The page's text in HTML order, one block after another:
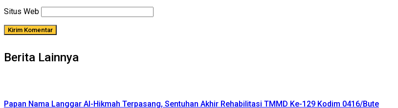
Situs Web
Berita Lainnya
Papan Nama Langgar Al-Hikmah Terpasang, Sentuhan Akhir Rehabilitasi TMMD Ke-129 Kodim 0416/Bute